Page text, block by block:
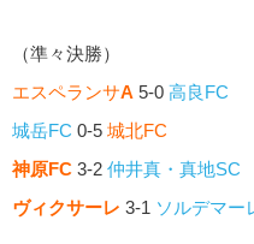
（準々決勝）
エスペランサA 5-0 高良FC
城岳FC 0-5 城北FC
神原FC 3-2 仲井真・真地SC
ヴィクサーレ 3-1 ソルデマー